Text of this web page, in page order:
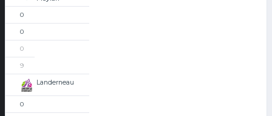
0
0
0
9
Landerneau
0